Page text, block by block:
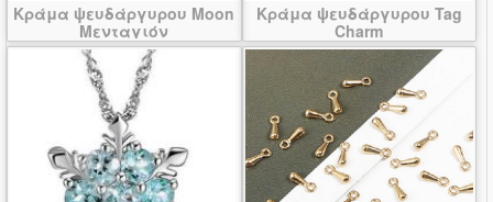
Κράμα ψευδάργυρου Moon
Μενταγιόν
Κράμα ψευδάργυρου Tag
Charm